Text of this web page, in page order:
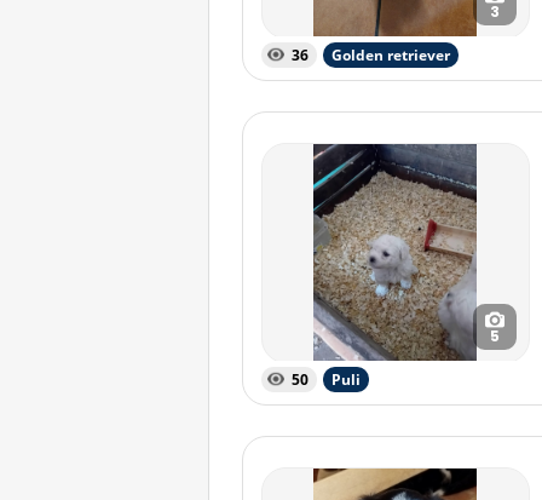
3
36 Golden retriever
5
50 Puli